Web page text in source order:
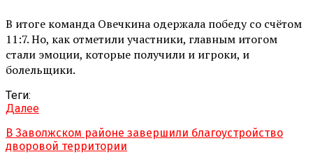
В итоге команда Овечкина одержала победу со счётом
11:7. Но, как отметили участники, главным итогом
стали эмоции, которые получили и игроки, и
болельщики.
Теги:
Далее
В Заволжском районе завершили благоустройство
дворовой территории